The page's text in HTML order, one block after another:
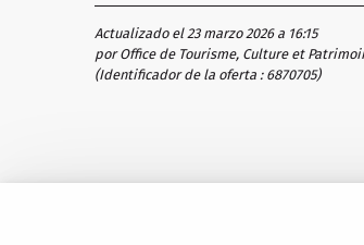
Actualizado el 23 marzo 2026 a 16:15
por Office de Tourisme, Culture et
(Identificador de la oferta : 6870705)